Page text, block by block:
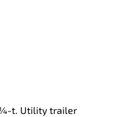
t. Utility trailer